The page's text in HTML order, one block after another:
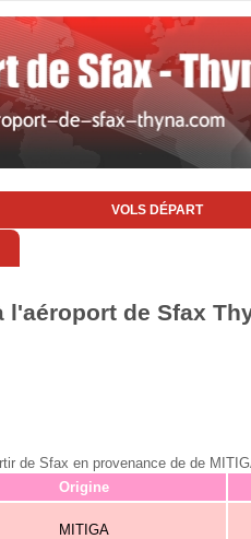
VOLS DÉPART
l'aéroport de Sfax
de Sfax en provenance de de
Origine
MITIGA